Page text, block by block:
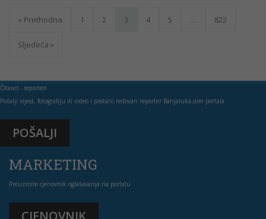
« Prethodna 1 2 3 4 5 … 822
Sljedeća »
Čitaoci - reporteri
Pošalji vijest, fotografiju ili video i postani redovan reporter Banjaluka.com portala
POŠALJI
MARKETING
Preuzmite cjenovnik oglašavanja na portalu
CJENOVNIK